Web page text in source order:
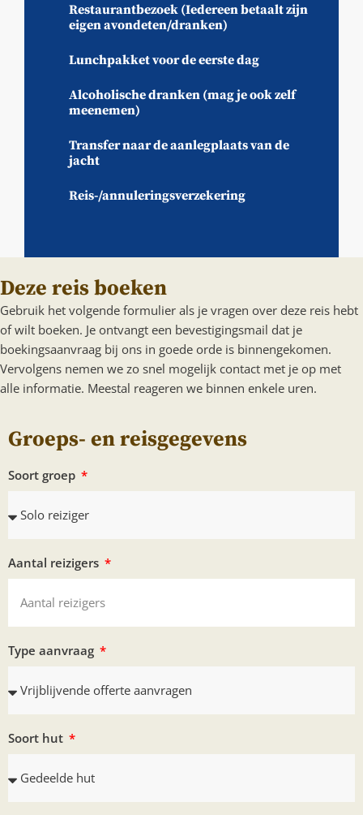
Restaurantbezoek (Iedereen betaalt zijn
eigen avondeten/dranken)
Lunchpakket voor de eerste dag
Alcoholische dranken (mag je ook zelf
meenemen)
Transfer naar de aanlegplaats van de
jacht
Reis-/annuleringsverzekering
Deze reis boeken
Gebruik het volgende formulier als je vragen over deze reis hebt
of wilt boeken. Je ontvangt een bevestigingsmail dat je
boekingsaanvraag bij ons in goede orde is binnengekomen.
Vervolgens nemen we zo snel mogelijk contact met je op met
alle informatie. Meestal reageren we binnen enkele uren.
Groeps- en reisgegevens
Soort groep
Aantal reizigers
Type aanvraag
Soort hut